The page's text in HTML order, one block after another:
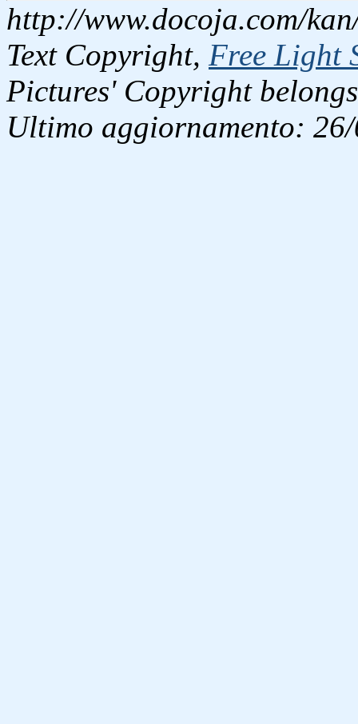
http://www.docoja.com/
Text Copyright, Free Light
Pictures' Copyright
Ultimo aggiornamento: